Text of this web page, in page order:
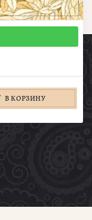
В КОРЗИНУ